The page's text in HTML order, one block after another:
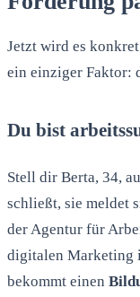
Jetzt wird es
ein einziger Faktor:
Du bist
Stell dir Berta, 34,
schließt, sie meldet
der Agentur für
digitalen Marketing
bekommt einen